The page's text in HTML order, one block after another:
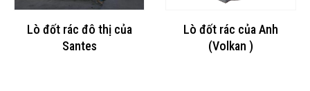
Lò đốt rác đô thị của
Santes
Lò đốt rác của Anh
(Volkan )